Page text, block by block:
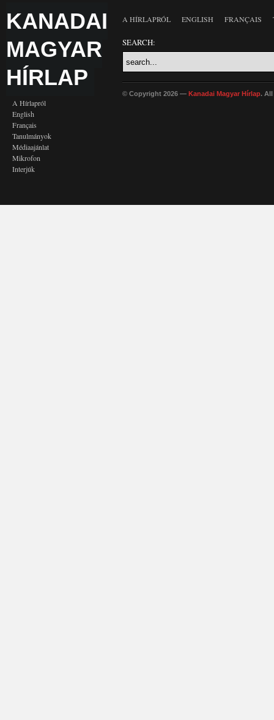
KANADAI
MAGYAR
HÍRLAP
A Hírlapról
English
Français
Tanulmányok
Médiaajánlat
Mikrofon
Interjúk
A HÍRLAPRÓL ENGLISH FRANÇAIS
SEARCH:
© Copyright 2026 — Kanadai Magyar Hírlap. All